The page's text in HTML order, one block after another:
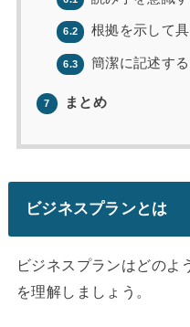
6.2 根拠を示して
6.3 簡潔に記述する
7 まとめ
ビジネスプランとは
ビジネスプランはどのよ
を理解しましょう。